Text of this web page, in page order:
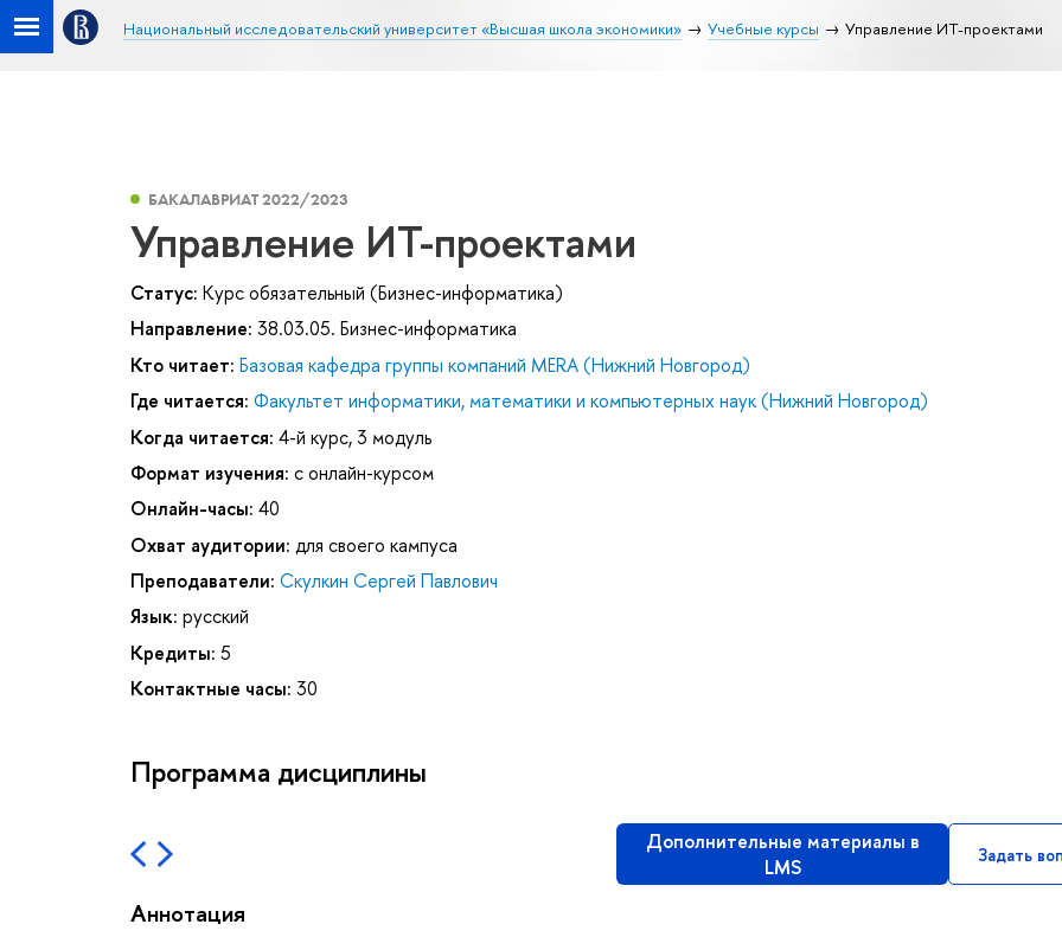
Национальный исследовательский университет «Высшая школа экономики» Учебные курсы Управление ИТ-проектами
БАКАЛАВРИАТ 2022/2023
Управление ИТ-проектами
Статус: Курс обязательный (Бизнес-информатика)
Направление: 38.03.05. Бизнес-информатика
Кто читает: Базовая кафедра группы компаний MERA (Нижний Новгород)
Где читается: Факультет информатики, математики и компьютерных наук (Нижний Новгород)
Когда читается: 4-й курс, 3 модуль
Формат изучения: с онлайн-курсом
Онлайн-часы: 40
Охват аудитории: для своего кампуса
Преподаватели: Скулкин Сергей Павлович
Язык: русский
Кредиты: 5
Контактные часы: 30
Программа дисциплины
Дополнительные материалы в
LMS
Задать
Аннотация